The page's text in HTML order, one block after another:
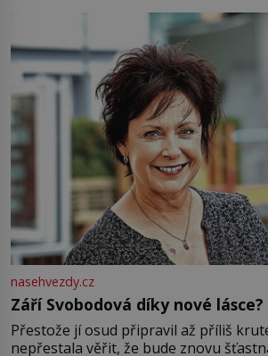
Jsme spolu moc rádi Tehdy byla jiná
nasehvezdy.cz
Září Svobodová díky nové lásce?
Přestože jí osud připravil až příliš
nepřestala věřit, že bude znovu šťastná.